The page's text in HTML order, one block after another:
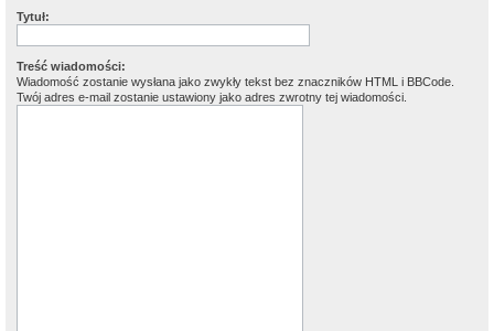
Tytuł:
Treść wiadomości:
Wiadomość zostanie wysłana jako zwykły tekst bez znaczników HTML i BBCode.
Twój adres e-mail zostanie ustawiony jako adres zwrotny tej wiadomości.